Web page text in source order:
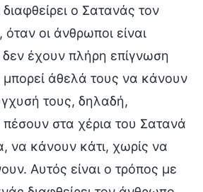
ο Σατανάς τον
οι άνθρωποι είναι
έχουν πλήρη επίγνωση
άθελά τους να κάνουν
τους, δηλαδή,
στα χέρια του Σατανά
να κάνουν κάτι, χωρίς να
Αυτός είναι ο τρόπος με